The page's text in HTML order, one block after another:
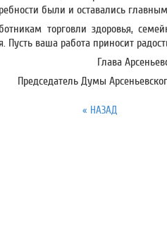
были и оставались
торговли здоровья,
Пусть ваша работа приносит
Глава
Председатель Думы
« НАЗАД